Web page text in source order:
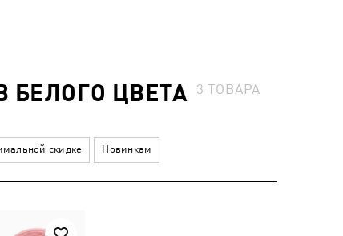
ЦВЕТА 3ТОВАРА
скидке Новинкам